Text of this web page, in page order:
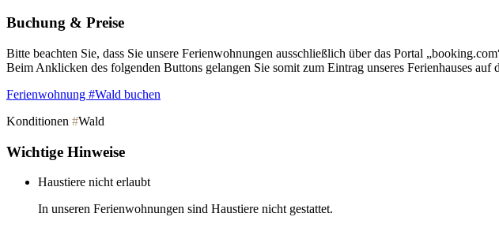
Buchung & Preise
Bitte beachten Sie, dass Sie unsere Ferienwohnungen ausschließlich über das Portal
Beim Anklicken des folgenden Buttons gelangen Sie somit zum Eintrag unseres Ferienhauses
Ferienwohnung #Wald buchen
Konditionen #Wald
Wichtige Hinweise
Haustiere nicht erlaubt
In unseren Ferienwohnungen sind Haustiere nicht gestattet.